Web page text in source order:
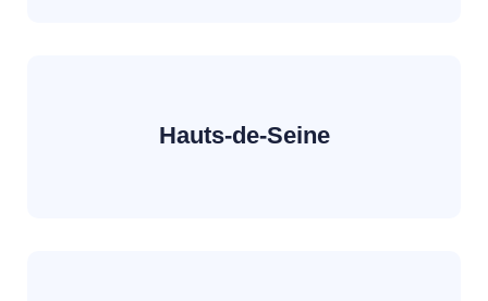
Hauts-de-Seine